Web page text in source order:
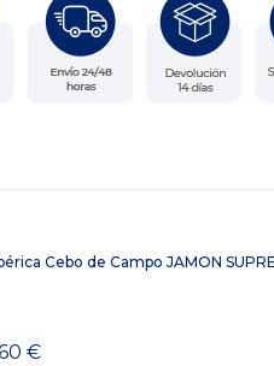
Cebo de Campo JAMON
€